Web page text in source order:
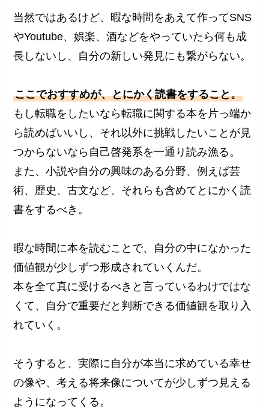
当然ではあるけど、暇な時間をあえて作ってSNS
やYoutube、娯楽、酒などをやっていたら何も成
長しないし、自分の新しい発見にも繋がらない。
ここでおすすめが、とにかく読書をすること。
もし転職をしたいなら転職に関する本を片っ端か
ら読めばいいし、それ以外に挑戦したいことが見
つからないなら自己啓発系を一通り読み漁る。
また、小説や自分の興味のある分野、例えば芸
術、歴史、古文など、それらも含めてとにかく読
書をするべき。
暇な時間に本を読むことで、自分の中になかった
価値観が少しずつ形成されていくんだ。
本を全て真に受けるべきと言っているわけではな
くて、自分で重要だと判断できる価値観を取り入
れていく。
そうすると、実際に自分が本当に求めている幸せ
の像や、考える将来像についてが少しずつ見える
ようになってくる。